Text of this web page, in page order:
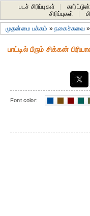
படச் சிரிப்புகள் கார்ட்டூன்
சிரிப்புகள்
முதன்மை பக்கம் »நகைச்சுவை »
பாட்டில் பீரும் சிக்கன்
Font color: